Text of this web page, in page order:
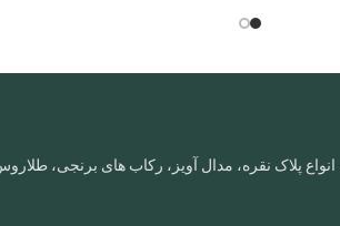
پلاک نقره، مدال آویز، رکاب های برنجی،